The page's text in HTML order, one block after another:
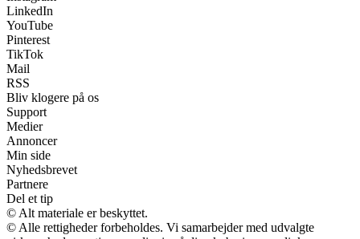
LinkedIn
YouTube
Pinterest
TikTok
Mail
RSS
Bliv klogere på os
Support
Medier
Annoncer
Min side
Nyhedsbrevet
Partnere
Del et tip
© Alt materiale er beskyttet.
© Alle rettigheder forbeholdes. Vi samarbejder med udvalgte